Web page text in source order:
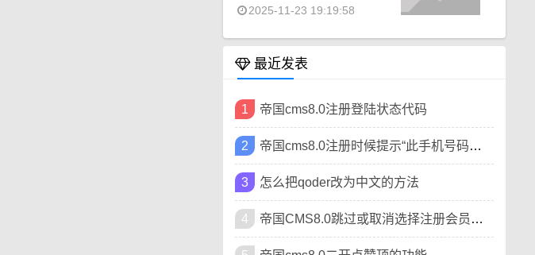
2025-11-23 19:19:58
最近发表
1 帝国cms8.0注册登陆状态代码
2 帝国cms8.0注册时候提示“此手机号码已被注册”
3 怎么把qoder改为中文的方法
4 帝国CMS8.0跳过或取消选择注册会员类型方法